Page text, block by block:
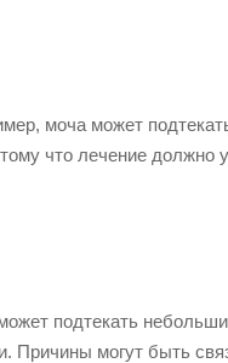
моча может
что лечение должно
подтекать
Причины могут быть